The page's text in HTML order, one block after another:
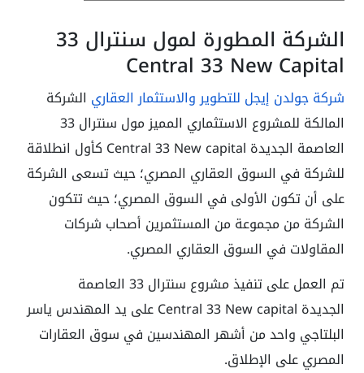
الشركة المطورة لمول سنترال 33
Central 33 New Capital
شركة جولدن إيجل للتطوير والاستثمار العقاري الشركة
المالكة للمشروع الاستثماري المميز مول سنترال 33
العاصمة الجديدة Central 33 New capital كأول انطلاقة
للشركة في السوق العقاري المصري؛ حيث تسعى الشركة
على أن تكون الأولى في السوق المصري؛ حيث تتكون
الشركة من مجموعة من المستثمرين أصحاب شركات
المقاولات في السوق العقاري المصري.
تم العمل على تنفيذ مشروع سنترال 33 العاصمة
الجديدة Central 33 New capital على يد المهندس ياسر
البلتاجي واحد من أشهر المهندسين في سوق العقارات
المصري على الإطلاق.